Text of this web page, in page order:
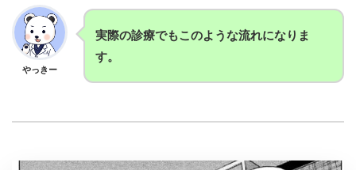
やっきー
実際の診療でもこのような流れになりま
す。